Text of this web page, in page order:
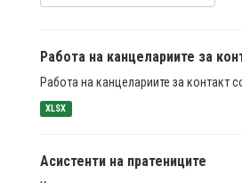
Работа на канцелариите за
Работа на канцелариите за контакт
XLSX
Асистенти на пратениците